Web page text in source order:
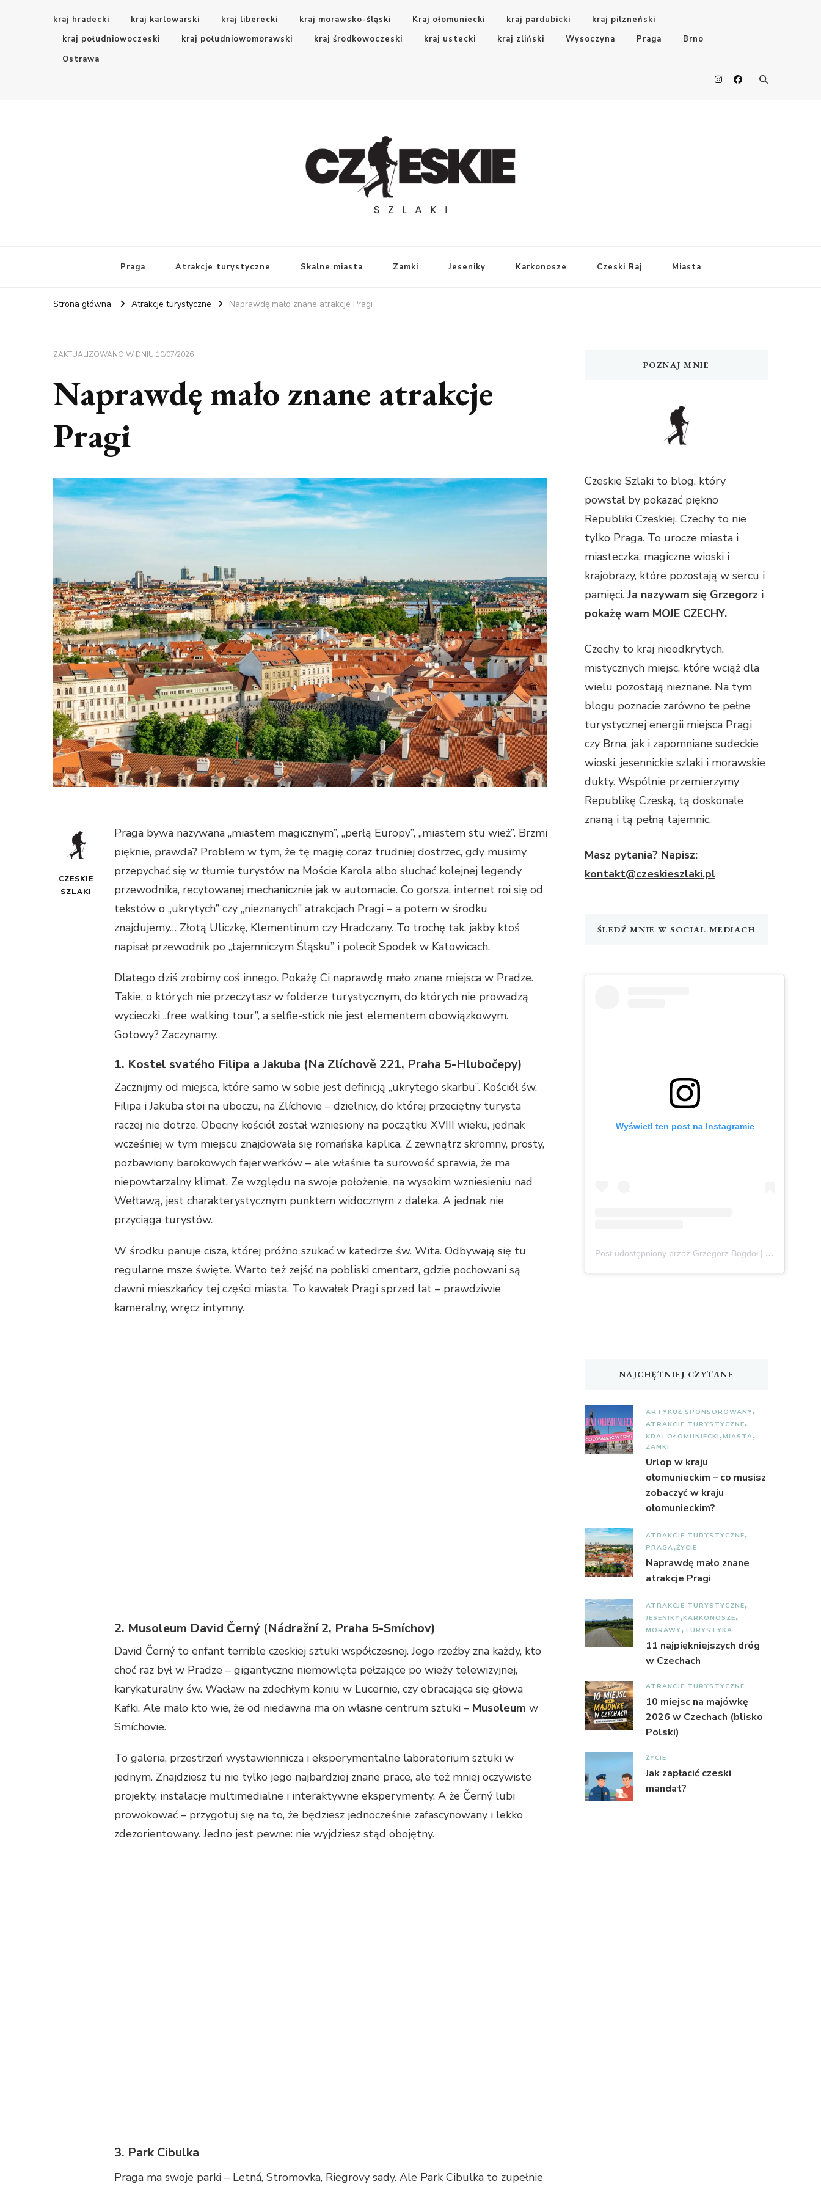
kraj hradecki kraj karlowarski kraj liberecki kraj morawsko-śląski Kraj ołomuniecki kraj pardubicki
kraj pilzneński
kraj południowoczeski
kraj południowomorawski kraj środkowoczeski kraj ustecki kraj zliński Wysoczyna Praga
Brno
Ostrawa
Praga Atrakcje turystyczne Skalne miasta Zamki Jeseniky Karkonosze Czeski Raj Miasta
Strona główna Atrakcje turystyczne Naprawdę mało znane atrakcje Pragi
ZAKTUALIZOWANO W DNIU 10/07/2026
Naprawdę mało znane atrakcje
Pragi
CZESKIE
SZLAKI
Praga bywa nazywana „miastem magicznym”, „perłą Europy”, „miastem stu wież”. Brzmi
pięknie, prawda? Problem w tym, że tę magię coraz trudniej dostrzec, gdy musimy
przepychać się w tłumie turystów na Moście Karola albo słuchać kolejnej legendy
przewodnika, recytowanej mechanicznie jak w automacie. Co gorsza, internet roi się od
tekstów o „ukrytych” czy „nieznanych” atrakcjach Pragi – a potem w środku
znajdujemy… Złotą Uliczkę, Klementinum czy Hradczany. To trochę tak, jakby ktoś
napisał przewodnik po „tajemniczym Śląsku” i polecił Spodek w Katowicach.
Dlatego dziś zrobimy coś innego. Pokażę Ci naprawdę mało znane miejsca w Pradze.
Takie, o których nie przeczytasz w folderze turystycznym, do których nie prowadzą
wycieczki „free walking tour”, a selfie-stick nie jest elementem obowiązkowym.
Gotowy? Zaczynamy.
1. Kostel svatého Filipa a Jakuba (Na Zlíchově 221, Praha 5-Hlubočepy)
Zacznijmy od miejsca, które samo w sobie jest definicją „ukrytego skarbu”. Kościół św.
Filipa i Jakuba stoi na uboczu, na Zlíchovie – dzielnicy, do której przeciętny turysta
raczej nie dotrze. Obecny kościół został wzniesiony na początku XVIII wieku, jednak
wcześniej w tym miejscu znajdowała się romańska kaplica. Z zewnątrz skromny, prosty,
pozbawiony barokowych fajerwerków – ale właśnie ta surowość sprawia, że ma
niepowtarzalny klimat. Ze względu na swoje położenie, na wysokim wzniesieniu nad
Wełtawą, jest charakterystycznym punktem widocznym z daleka. A jednak nie
przyciąga turystów.
W środku panuje cisza, której próżno szukać w katedrze św. Wita. Odbywają się tu
regularne msze święte. Warto też zejść na pobliski cmentarz, gdzie pochowani są
dawni mieszkańcy tej części miasta. To kawałek Pragi sprzed lat – prawdziwie
kameralny, wręcz intymny.
2. Musoleum David Černý (Nádražní 2, Praha 5-Smíchov)
David Černý to enfant terrible czeskiej sztuki współczesnej. Jego rzeźby zna każdy, kto
choć raz był w Pradze – gigantyczne niemowlęta pełzające po wieży telewizyjnej,
karykaturalny św. Wacław na zdechłym koniu w Lucernie, czy obracająca się głowa
Kafki. Ale mało kto wie, że od niedawna ma on własne centrum sztuki – Musoleum w
Smíchovie.
To galeria, przestrzeń wystawiennicza i eksperymentalne laboratorium sztuki w
jednym. Znajdziesz tu nie tylko jego najbardziej znane prace, ale też mniej oczywiste
projekty, instalacje multimedialne i interaktywne eksperymenty. A że Černý lubi
prowokować – przygotuj się na to, że będziesz jednocześnie zafascynowany i lekko
zdezorientowany. Jedno jest pewne: nie wyjdziesz stąd obojętny.
3. Park Cibulka
Praga ma swoje parki – Letná, Stromovka, Riegrovy sady. Ale Park Cibulka to zupełnie
POZNAJ MNIE
Czeskie Szlaki to blog, który
powstał by pokazać piękno
Republiki Czeskiej. Czechy to nie
tylko Praga. To urocze miasta i
miasteczka, magiczne wioski i
krajobrazy, które pozostają w sercu i
pamięci. Ja nazywam się Grzegorz i
pokażę wam MOJE CZECHY.
Czechy to kraj nieodkrytych,
mistycznych miejsc, które wciąż dla
wielu pozostają nieznane. Na tym
blogu poznacie zarówno te pełne
turystycznej energii miejsca Pragi
czy Brna, jak i zapomniane sudeckie
wioski, jesennickie szlaki i morawskie
dukty. Wspólnie przemierzymy
Republikę Czeską, tą doskonale
znaną i tą pełną tajemnic.
Masz pytania? Napisz:
kontakt@czeskieszlaki.pl
ŚLEDŹ MNIE W SOCIAL MEDIACH
Wyświetl ten post na Instagramie
Post udostępniony przez Grzegorz Bogdoł | Polska & Czechy
NAJCHĘTNIEJ CZYTANE
ARTYKUŁ SPONSOROWANY
ATRAKCJE TURYSTYCZNE
KRAJ OŁOMUNIECKI MIASTA
ZAMKI
Urlop w kraju
ołomunieckim – co musisz
zobaczyć w kraju
ołomunieckim?
ATRAKCJE TURYSTYCZNE
PRAGA ŻYCIE
Naprawdę mało znane
atrakcje Pragi
ATRAKCJE TURYSTYCZNE
JESENIKY KARKONOSZE
MORAWY TURYSTYKA
11 najpiękniejszych dróg
w Czechach
ATRAKCJE TURYSTYCZNE
10 miejsc na majówkę
2026 w Czechach (blisko
Polski)
ŻYCIE
Jak zapłacić czeski
mandat?